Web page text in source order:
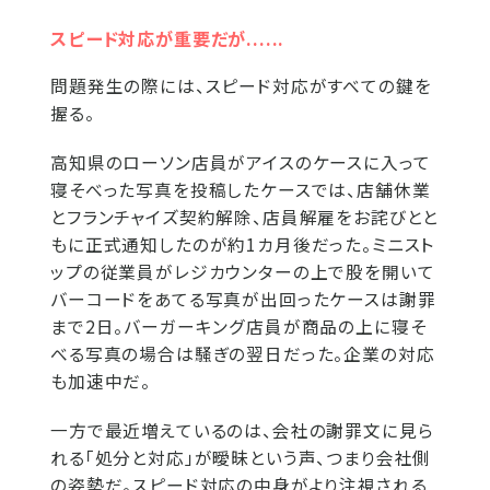
スピード対応が重要だが......
問題発生の際には、スピード対応がすべての鍵を
握る。
高知県のローソン店員がアイスのケースに入って
寝そべった写真を投稿したケースでは、店舗休業
とフランチャイズ契約解除、店員解雇をお詫びとと
もに正式通知したのが約1カ月後だった。ミニスト
ップの従業員がレジカウンターの上で股を開いて
バーコードをあてる写真が出回ったケースは謝罪
まで2日。バーガーキング店員が商品の上に寝そ
べる写真の場合は騒ぎの翌日だった。企業の対応
も加速中だ。
一方で最近増えているのは、会社の謝罪文に見ら
れる「処分と対応」が曖昧という声、つまり会社側
の姿勢だ。スピード対応の中身がより注視される